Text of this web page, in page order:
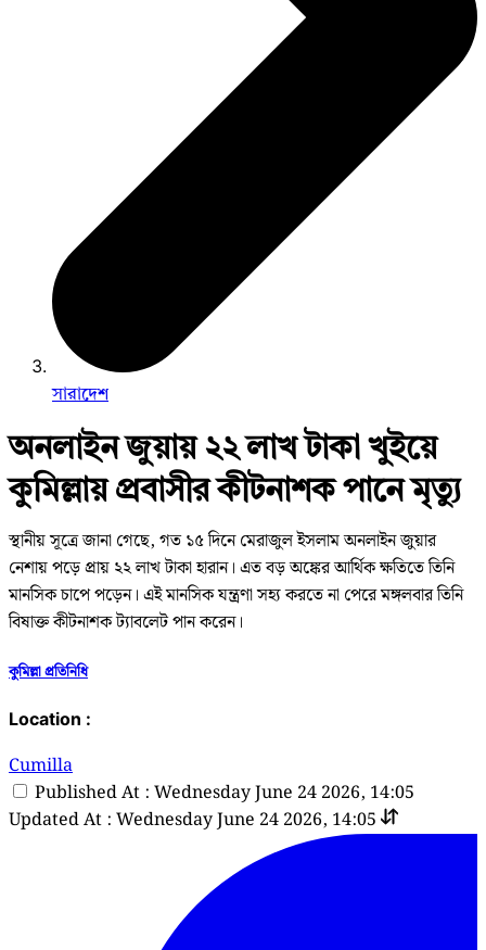
সারাদেশ
অনলাইন জুয়ায় ২২ লাখ টাকা খুইয়ে
কুমিল্লায় প্রবাসীর কীটনাশক পানে মৃত্যু
স্থানীয় সূত্রে জানা গেছে, গত ১৫ দিনে মেরাজুল ইসলাম অনলাইন জুয়ার
নেশায় পড়ে প্রায় ২২ লাখ টাকা হারান। এত বড় অঙ্কের আর্থিক ক্ষতিতে তিনি
মানসিক চাপে পড়েন। এই মানসিক যন্ত্রণা সহ্য করতে না পেরে মঙ্গলবার তিনি
বিষাক্ত কীটনাশক ট্যাবলেট পান করেন।
কুমিল্লা প্রতিনিধি
Location :
Cumilla
Published At : Wednesday June 24 2026, 14:05
Updated At : Wednesday June 24 2026, 14:05